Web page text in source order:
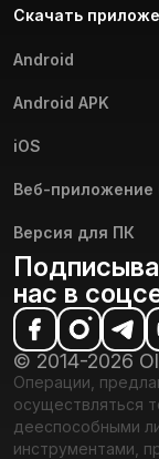
Скачать
Android
Android APK
iOS
Веб-приложение
Версия для ПК
нас в
© 2014-2026
Операции,
осуществляться
дееспособными
инструментами,